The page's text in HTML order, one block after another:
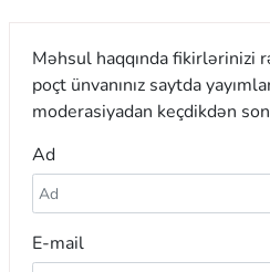
Məhsul haqqında fikirlərinizi
poçt ünvanınız saytda
moderasiyadan keçdikdən
Ad
E-mail